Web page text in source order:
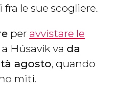
le sue scogliere.
per avvistare le
a Húsavík va da
agosto, quando
miti.